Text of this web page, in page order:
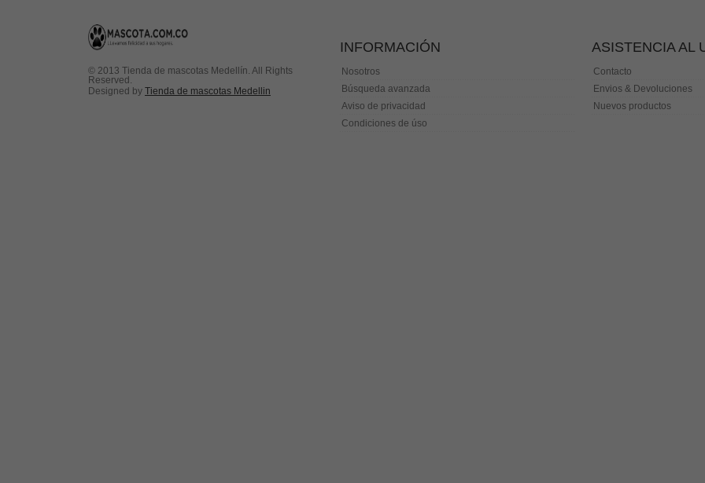
© 2013 Tienda de mascotas Medellín. All Rights
Reserved.
Designed by Tienda de mascotas Medellin
INFORMACIÓN
Nosotros
Búsqueda avanzada
Aviso de privacidad
Condiciones de úso
ASISTENCIA AL
Contacto
Envios & Devoluciones
Nuevos productos